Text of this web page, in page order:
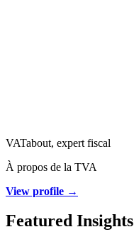
VATabout, expert fiscal
À propos de la TVA
View profile →
Featured Insights